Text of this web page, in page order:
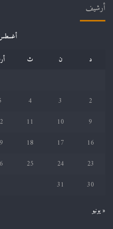
أرشيف
أغسطس
د
ن ث
2
3
4
9
10
11
16
17
18
23
24
25
30
31
« يونيو